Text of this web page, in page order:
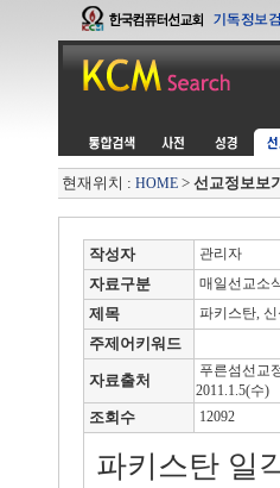
현재위치 : HOME > 선교정보보기
작성자 관리자
자료구분
매일선교소
제목
파키스탄,
주제어키워드
자료출처
푸른섬선교
2011.1.5(수)
조회수 12092
파키스탄 일